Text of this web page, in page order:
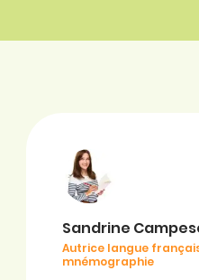
Sandrine
Autrice langue
mnémographie